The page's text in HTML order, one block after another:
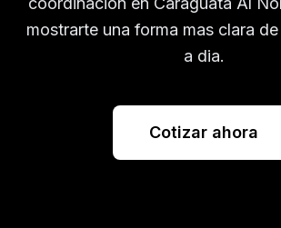
mostrarte una forma mas clara
a dia.
Cotizar ahora